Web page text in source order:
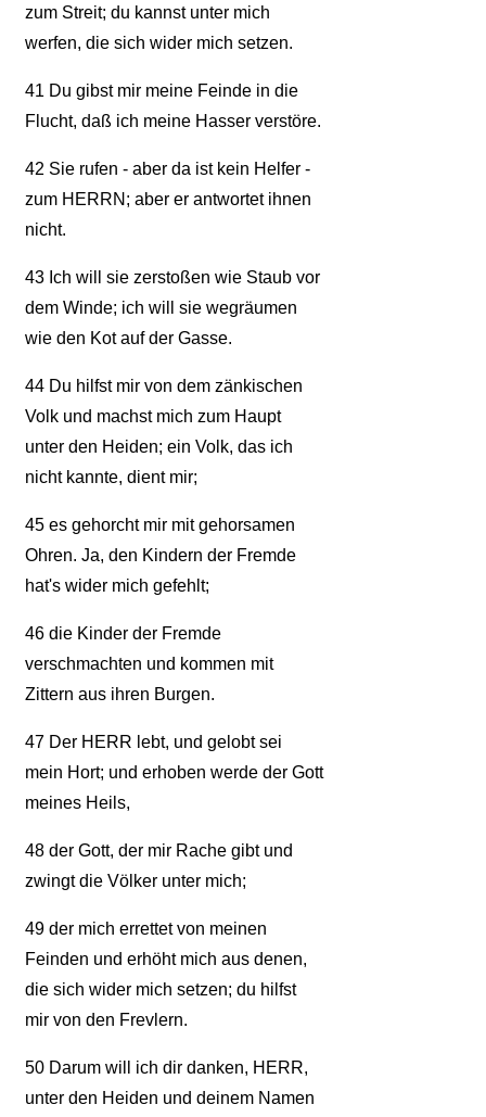
zum Streit; du kannst unter mich
werfen, die sich wider mich setzen.
41 Du gibst mir meine Feinde in die
Flucht, daß ich meine Hasser verstöre.
42 Sie rufen - aber da ist kein Helfer -
zum HERRN; aber er antwortet ihnen
nicht.
43Ich will sie zerstoßen wie Staub vor
dem Winde; ich will sie wegräumen
wie den Kot auf der Gasse.
44Du hilfst mir von dem zänkischen
Volk und machst mich zum Haupt
unter den Heiden; ein Volk, das ich
nicht kannte, dient mir;
45es gehorcht mir mit gehorsamen
Ohren. Ja, den Kindern der Fremde
hat's wider mich gefehlt;
46die Kinder der Fremde
verschmachten und kommen mit
Zittern aus ihren Burgen.
47Der HERR lebt, und gelobt sei
mein Hort; und erhoben werde der Gott
meines Heils,
48der Gott, der mir Rache gibt und
zwingt die Völker unter mich;
49der mich errettet von meinen
Feinden und erhöht mich aus denen,
die sich wider mich setzen; du hilfst
mir von den Frevlern.
50Darum will ich dir danken, HERR,
unter den Heiden und deinem Namen